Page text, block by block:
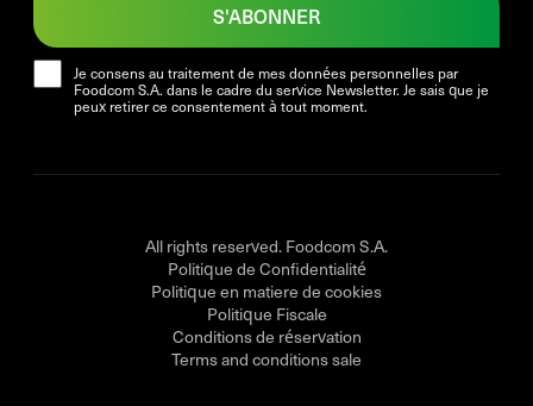
Je consens au traitement de mes données personnelles par
Foodcom S.A. dans le cadre du service Newsletter. Je sais que je
peux retirer ce consentement à tout moment.
S'ABONNER
All rights reserved. Foodcom S.A.
Politique de Confidentialité
Politique en matiere de cookies
Politique Fiscale
Conditions de réservation
Terms and conditions sale